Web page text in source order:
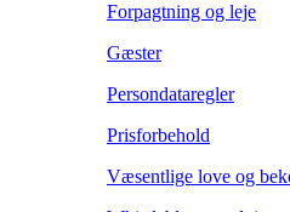
Forpagtning og leje
Gæster
Persondataregler
Prisforbehold
Væsentlige love og